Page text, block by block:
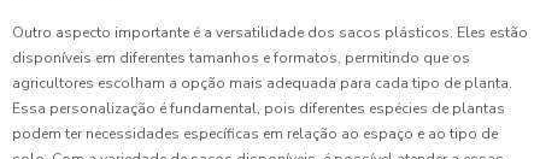
Outro aspecto importante é a versatilidade dos sacos plásticos. Eles estão
disponíveis em diferentes tamanhos e formatos, permitindo que os
agricultores escolham a opção mais adequada para cada tipo de planta.
Essa personalização é fundamental, pois diferentes espécies de plantas
podem ter necessidades específicas em relação ao espaço e ao tipo de